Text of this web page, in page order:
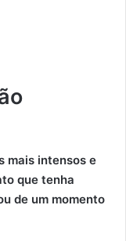
mais intensos e
que tenha
de um momento